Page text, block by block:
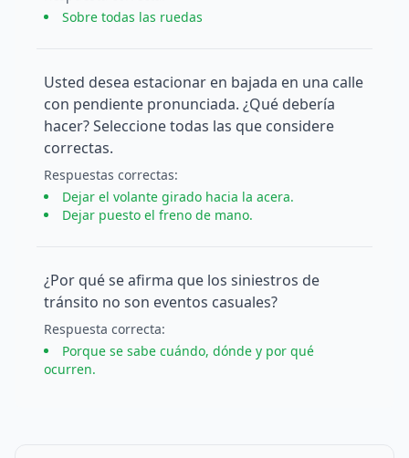
Sobre todas las ruedas
Usted desea estacionar en bajada en una calle
con pendiente pronunciada. ¿Qué debería
hacer? Seleccione todas las que considere
correctas.
Respuestas correctas:
Dejar el volante girado hacia la acera.
Dejar puesto el freno de mano.
¿Por qué se afirma que los siniestros de
tránsito no son eventos casuales?
Respuesta correcta:
Porque se sabe cuándo, dónde y por qué
ocurren.